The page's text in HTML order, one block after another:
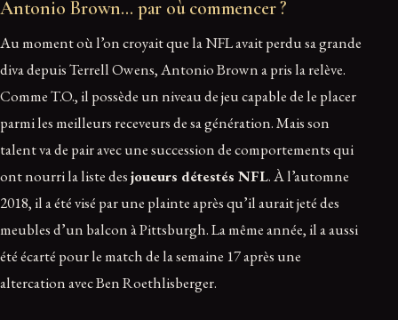
Antonio Brown… par où commencer ?
Au moment où l’on croyait que la NFL avait perdu sa grande
diva depuis Terrell Owens, Antonio Brown a pris la relève.
Comme T.O., il possède un niveau de jeu capable de le placer
parmi les meilleurs receveurs de sa génération. Mais son
talent va de pair avec une succession de comportements qui
ont nourri la liste desjoueurs détestés NFL. À l’automne
2018, il a été visé par une plainte après qu’il aurait jeté des
meubles d’un balcon à Pittsburgh. La même année, il a aussi
été écarté pour le match de la semaine 17 après une
altercation avec Ben Roethlisberger.